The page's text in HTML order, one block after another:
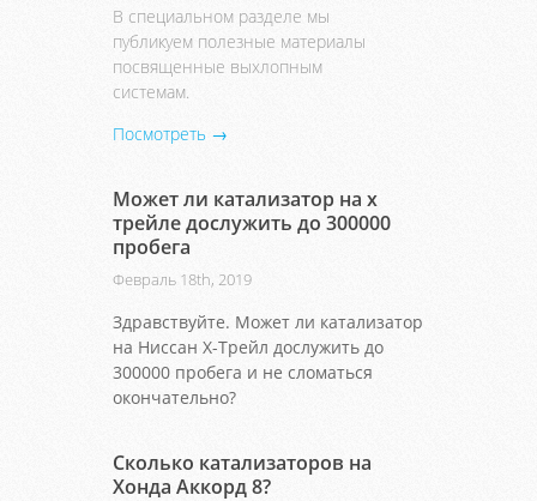
В специальном разделе мы
публикуем полезные материалы
посвященные выхлопным
системам.
Посмотреть →
Может ли катализатор на х
трейле дослужить до 300000
пробега
Февраль 18th, 2019
Здравствуйте. Может ли катализатор
на Ниссан Х-Трейл дослужить до
300000 пробега и не сломаться
окончательно?
Сколько катализаторов на
Хонда Аккорд 8?